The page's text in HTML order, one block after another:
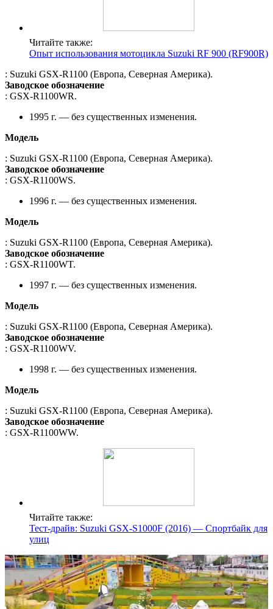
Читайте также:
Опыт использования мотоцикла Suzuki RF 900 (RF900R)
: Suzuki GSX-R1100 (Европа, Северная Америка).
Заводское обозначение
: GSX-R1100WR.
1995 г. — без существенных изменения.
Модель
: Suzuki GSX-R1100 (Европа, Северная Америка).
Заводское обозначение
: GSX-R1100WS.
1996 г. — без существенных изменения.
Модель
: Suzuki GSX-R1100 (Европа, Северная Америка).
Заводское обозначение
: GSX-R1100WT.
1997 г. — без существенных изменения.
Модель
: Suzuki GSX-R1100 (Европа, Северная Америка).
Заводское обозначение
: GSX-R1100WV.
1998 г. — без существенных изменения.
Модель
: Suzuki GSX-R1100 (Европа, Северная Америка).
Заводское обозначение
: GSX-R1100WW.
Читайте также:
Тест-драйв: Suzuki GSX-S1000F (2016) — Спортбайк для
улиц